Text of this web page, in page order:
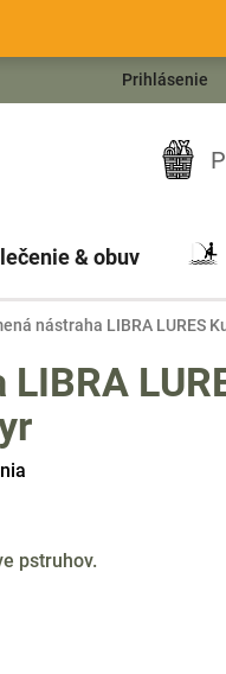
Prihlásenie
KOŠÍK
& obuv
nástraha LIBRA LURES
pstruhov.